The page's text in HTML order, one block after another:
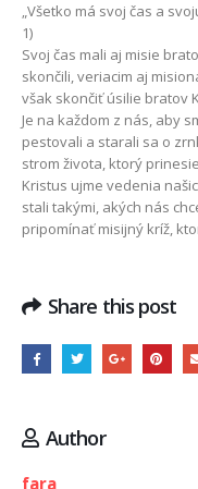
„Všetko má svoj čas a
1)
Svoj čas mali aj misie
skončili, veriacim aj
však skončiť úsilie bratov
Je na každom z nás, aby
pestovali a starali sa o
strom života, ktorý
Kristus ujme vedenia
stali takými, akých nás
pripomínať misijný kríž,
Share this post
Author
fara